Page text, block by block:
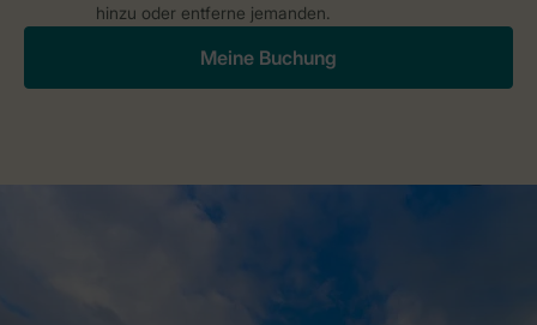
hinzu oder entferne jemanden.
Meine Buchung